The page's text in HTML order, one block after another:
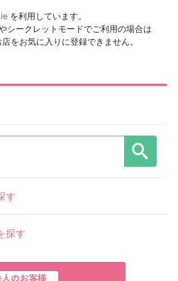
を利用しています。
シークレットモードでご利用の場合は
をお気に入りに登録できません。
す
探す